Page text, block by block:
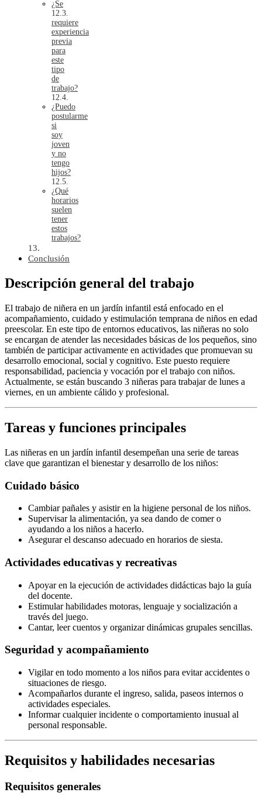
¿Se
requiere
experiencia
previa
para
este
tipo
de
trabajo?
¿Puedo
postularme
si
soy
joven
y no
tengo
hijos?
¿Qué
horarios
suelen
tener
estos
trabajos?
Conclusión
Descripción general del trabajo
El trabajo de niñera en un jardín infantil está enfocado en el
acompañamiento, cuidado y estimulación temprana de niños en edad
preescolar. En este tipo de entornos educativos, las niñeras no solo
se encargan de atender las necesidades básicas de los pequeños, sino
también de participar activamente en actividades que promuevan su
desarrollo emocional, social y cognitivo. Este puesto requiere
responsabilidad, paciencia y vocación por el trabajo con niños.
Actualmente, se están buscando 3 niñeras para trabajar de lunes a
viernes, en un ambiente cálido y profesional.
Tareas y funciones principales
Las niñeras en un jardín infantil desempeñan una serie de tareas
clave que garantizan el bienestar y desarrollo de los niños:
Cuidado básico
Cambiar pañales y asistir en la higiene personal de los niños.
Supervisar la alimentación, ya sea dando de comer o
ayudando a los niños a hacerlo.
Asegurar el descanso adecuado en horarios de siesta.
Actividades educativas y recreativas
Apoyar en la ejecución de actividades didácticas bajo la guía
del docente.
Estimular habilidades motoras, lenguaje y socialización a
través del juego.
Cantar, leer cuentos y organizar dinámicas grupales sencillas.
Seguridad y acompañamiento
Vigilar en todo momento a los niños para evitar accidentes o
situaciones de riesgo.
Acompañarlos durante el ingreso, salida, paseos internos o
actividades especiales.
Informar cualquier incidente o comportamiento inusual al
personal responsable.
Requisitos y habilidades necesarias
Requisitos generales